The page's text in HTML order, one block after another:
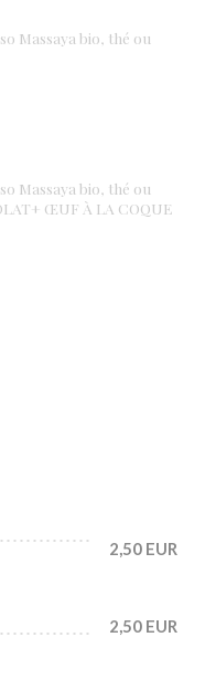
Massaya bio, thé ou
Massaya bio, thé ou
ŒUF À LA COQUE
2,50 EUR
2,50 EUR